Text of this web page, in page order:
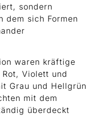
sondern
dem sich Formen
waren kräftige
Violett und
Grau und Hellgrün
mit dem
überdeckt